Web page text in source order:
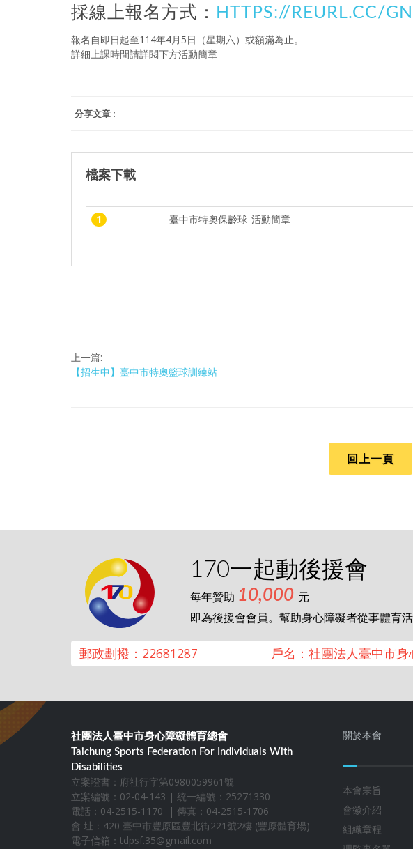
採線上報名方式： HTTPS://REURL.CC/
報名自即日起至114年4月5日（星期六）或額滿為止。
詳細上課時間請詳閱下方活動簡章
分享文章 :
檔案下載
1 臺中市特奧保齡球_活動簡章
上一篇:
【招生中】臺中市特奧籃球訓練站
回上一頁
170一起動後援會
每年贊助 10,000 元
即為後援會會員。幫助身心障礙者從事體育
郵政劃撥：22681287 戶名：社團法人臺中市
社團法人臺中市身心障礙體育總會
Taichung Sports Federation For Individuals With
Disabilities
立案證書：府社行字第0980059961號
立案編號：02-04-143 | 統一編號：25271330
電話：04-2515-1170 | 傳真：04-2515-1706
會 址：420 臺中市豐原區豐北街221號2樓 (豐原體育場)
電子信箱： tdpsf.35@gmail.com
關於本會
本會宗旨
會徽介紹
組織章程